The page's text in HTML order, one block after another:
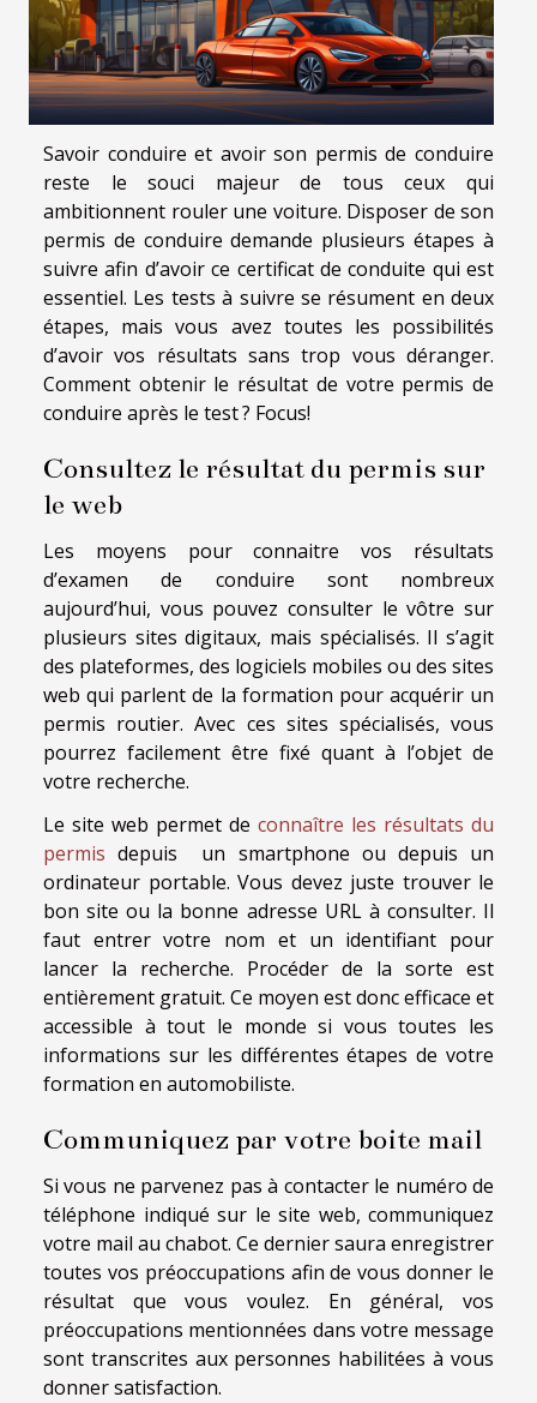
Savoir conduire et avoir son permis de conduire
reste le souci majeur de tous ceux qui
ambitionnent rouler une voiture. Disposer de son
permis de conduire demande plusieurs étapes à
suivre afin d’avoir ce certificat de conduite qui est
essentiel. Les tests à suivre se résument en deux
étapes, mais vous avez toutes les possibilités
d’avoir vos résultats sans trop vous déranger.
Comment obtenir le résultat de votre permis de
conduire après le test ? Focus!
Consultez le résultat du permis sur
le web
Les moyens pour connaitre vos résultats
d’examen de conduire sont nombreux
aujourd’hui, vous pouvez consulter le vôtre sur
plusieurs sites digitaux, mais spécialisés. Il s’agit
des plateformes, des logiciels mobiles ou des sites
web qui parlent de la formation pour acquérir un
permis routier. Avec ces sites spécialisés, vous
pourrez facilement être fixé quant à l’objet de
votre recherche.
Le site web permet de connaître les résultats du
permis depuis un smartphone ou depuis un
ordinateur portable. Vous devez juste trouver le
bon site ou la bonne adresse URL à consulter. Il
faut entrer votre nom et un identifiant pour
lancer la recherche. Procéder de la sorte est
entièrement gratuit. Ce moyen est donc efficace et
accessible à tout le monde si vous toutes les
informations sur les différentes étapes de votre
formation en automobiliste.
Communiquez par votre boite mail
Si vous ne parvenez pas à contacter le numéro de
téléphone indiqué sur le site web, communiquez
votre mail au chabot. Ce dernier saura enregistrer
toutes vos préoccupations afin de vous donner le
résultat que vous voulez. En général, vos
préoccupations mentionnées dans votre message
sont transcrites aux personnes habilitées à vous
donner satisfaction.